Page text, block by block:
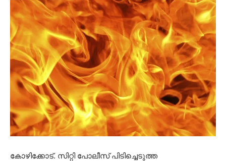
കോഴിക്കോട്. സിറ്റി പോലീസ് പിടിച്ചെടുത്ത